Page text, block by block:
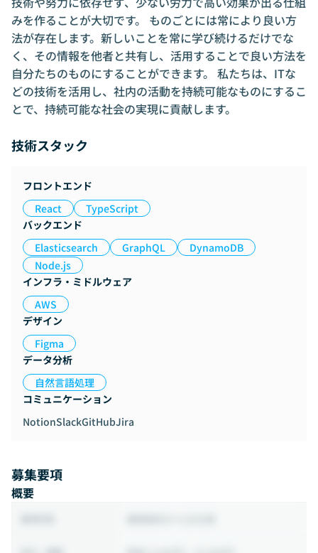
みを作ることが大切です。 ものごとには常により良い方
法が存在します。新しいことを常に学び続けるだけでな
く、その情報を他者と共有し、活用することで良い方法を
自分たちのものにすることができます。 私たちは、ITな
どの技術を活用し、社内の活動を持続可能なものにするこ
とで、持続可能な社会の実現に貢献します。
技術スタック
フロントエンド
React
TypeScript
バックエンド
Elasticsearch
GraphQL
DynamoDB
Node.js
インフラ・ミドルウェア
AWS
デザイン
Figma
データ分析
自然言語処理
コミュニケーション
NotionSlackGitHubJira
募集要項
概要